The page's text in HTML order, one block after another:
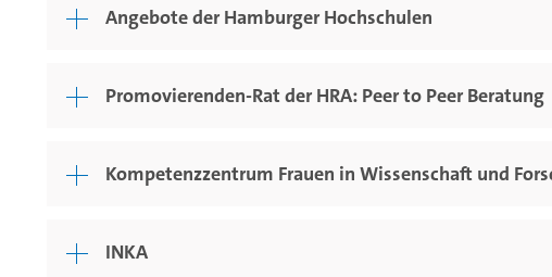
Angebote der Hamburger Hochschulen
Promovierenden-Rat der HRA: Peer to Peer Beratung
Kompetenzzentrum Frauen in Wissenschaft und
INKA